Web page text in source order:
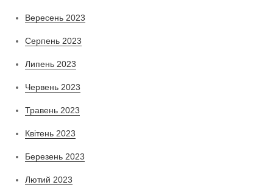
Вересень 2023
Серпень 2023
Липень 2023
Червень 2023
Травень 2023
Квітень 2023
Березень 2023
Лютий 2023